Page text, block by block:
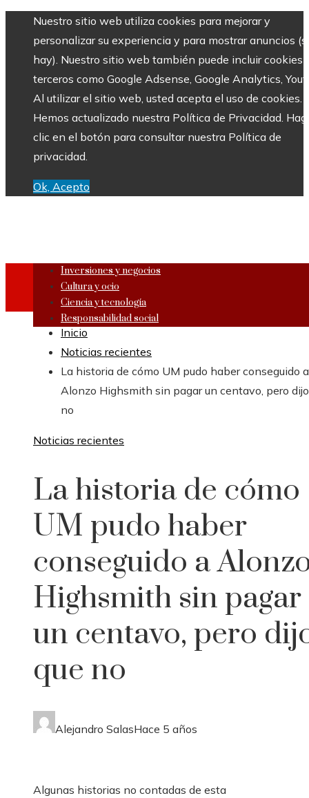
Nuestro sitio web utiliza cookies para mejorar y
personalizar su experiencia y para mostrar anuncios
hay). Nuestro sitio web también puede incluir cookies
terceros como Google Adsense, Google Analytics,
Al utilizar el sitio web, usted acepta el uso de cookies.
Hemos actualizado nuestra Política de Privacidad.
clic en el botón para consultar nuestra Política de
privacidad.
Ok, Acepto
Inversiones y negocios
Cultura y ocio
Ciencia y tecnología
Responsabilidad social
Inicio
Noticias recientes
La historia de cómo UM pudo haber conseguido a
Alonzo Highsmith sin pagar un centavo, pero
no
Noticias recientes
La historia de cómo
UM pudo haber
conseguido a
Highsmith sin pagar
un centavo, pero
que no
Alejandro SalasHace 5 años
Algunas historias no contadas de esta